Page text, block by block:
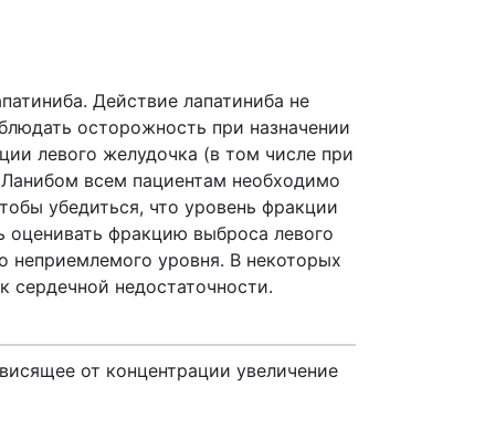
Действие лапатиниба не
осторожность при назначении
левого желудочка (в том числе при
всем пациентам необходимо
убедиться, что уровень фракции
фракцию выброса левого
неприемлемого уровня. В некоторых
недостаточности.
от концентрации увеличение